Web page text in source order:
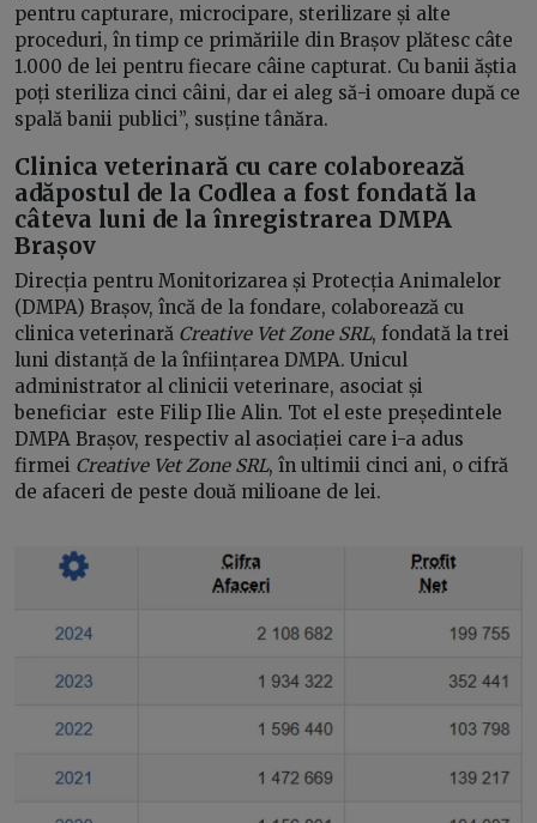
pentru capturare, microcipare, sterilizare și alte
proceduri, în timp ce primăriile din Brașov plătesc câte
1.000 de lei pentru fiecare câine capturat. Cu banii ăștia
poți steriliza cinci câini, dar ei aleg să-i omoare după ce
spală banii publici”, susține tânăra.
Clinica veterinară cu care colaborează
adăpostul de la Codlea a fost fondată la
câteva luni de la înregistrarea DMPA
Brașov
Direcția pentru Monitorizarea și Protecția Animalelor
(DMPA) Brașov, încă de la fondare, colaborează cu
clinica veterinară Creative Vet Zone SRL, fondată la trei
luni distanță de la înființarea DMPA. Unicul
administrator al clinicii veterinare, asociat și
beneficiar este Filip Ilie Alin. Tot el este președintele
DMPA Brașov, respectiv al asociației care i-a adus
firmei Creative Vet Zone SRL, în ultimii cinci ani, o cifră
de afaceri de peste două milioane de lei.